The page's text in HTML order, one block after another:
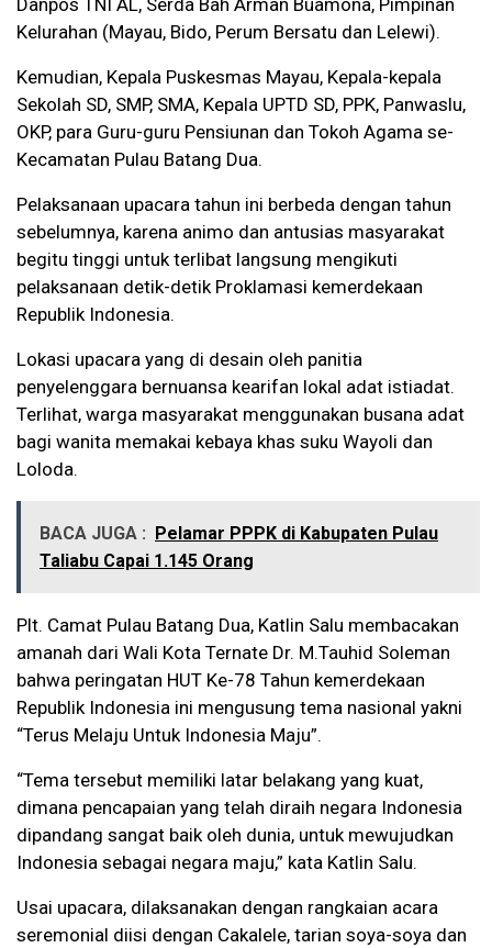
Danpos TNI AL, Serda Bah Arman Buamona, Pimpinan
Kelurahan (Mayau, Bido, Perum Bersatu dan Lelewi).
Kemudian, Kepala Puskesmas Mayau, Kepala-kepala
Sekolah SD, SMP, SMA, Kepala UPTD SD, PPK, Panwaslu,
OKP, para Guru-guru Pensiunan dan Tokoh Agama se-
Kecamatan Pulau Batang Dua.
Pelaksanaan upacara tahun ini berbeda dengan tahun
sebelumnya, karena animo dan antusias masyarakat
begitu tinggi untuk terlibat langsung mengikuti
pelaksanaan detik-detik Proklamasi kemerdekaan
Republik Indonesia.
Lokasi upacara yang di desain oleh panitia
penyelenggara bernuansa kearifan lokal adat istiadat.
Terlihat, warga masyarakat menggunakan busana adat
bagi wanita memakai kebaya khas suku Wayoli dan
Loloda.
BACA JUGA :
Pelamar PPPK di Kabupaten Pulau
Taliabu Capai 1.145 Orang
Plt. Camat Pulau Batang Dua, Katlin Salu membacakan
amanah dari Wali Kota Ternate Dr. M.Tauhid Soleman
bahwa peringatan HUT Ke-78 Tahun kemerdekaan
Republik Indonesia ini mengusung tema nasional yakni
“Terus Melaju Untuk Indonesia Maju”.
“Tema tersebut memiliki latar belakang yang kuat,
dimana pencapaian yang telah diraih negara Indonesia
dipandang sangat baik oleh dunia, untuk mewujudkan
Indonesia sebagai negara maju,” kata Katlin Salu.
Usai upacara, dilaksanakan dengan rangkaian acara
seremonial diisi dengan Cakalele, tarian soya-soya dan